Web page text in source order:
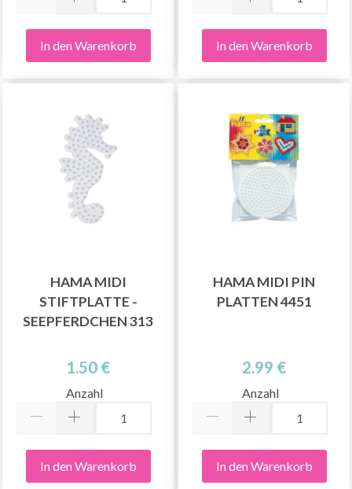
In den Warenkorb In den Warenkorb
HAMA MIDI
STIFTPLATTE -
SEEPFERDCHEN 313
1.50 €
Anzahl
In den Warenkorb
HAMA MIDI PIN
PLATTEN 4451
2.99 €
Anzahl
In den Warenkorb